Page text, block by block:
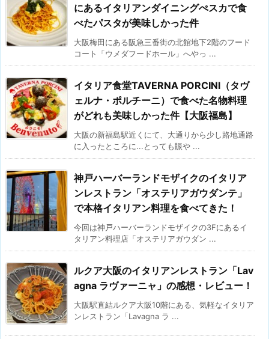
にあるイタリアンダイニングぺスカで食
べたパスタが美味しかった件
大阪梅田にある阪急三番街の北館地下2階のフード
コート「ウメダフードホール」へやっ ...
イタリア食堂TAVERNA PORCINI（タヴ
ェルナ・ポルチーニ）で食べた名物料理
がどれも美味しかった件【大阪福島】
大阪の新福島駅近くにて、大通りから少し路地通路
に入ったところに...とっても賑や ...
神戸ハーバーランドモザイクのイタリア
ンレストラン「オステリアガウダンテ」
で本格イタリアン料理を食べてきた！
今回は神戸ハーバーランドモザイクの3Fにあるイ
タリアン料理店「オステリアガウダン ...
ルクア大阪のイタリアンレストラン「Lav
agna ラヴァーニャ」の感想・レビュー！
大阪駅直結ルクア大阪10階にある、気軽なイタリア
ンレストラン「Lavagna ラ ...